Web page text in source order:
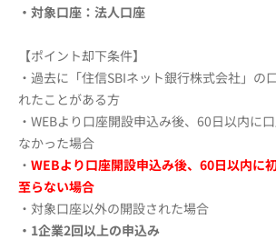
・対象口座：法人口座
【ポイント却下条件】
・過去に「住信SBIネット銀行株式会社」の
れたことがある方
・WEBより口座開設申込み後、60日以内に
なかった場合
・ WEBより口座開設申込み後、60日以内に
至らない場合
・対象口座以外の開設された場合
・1企業2回以上の申込み